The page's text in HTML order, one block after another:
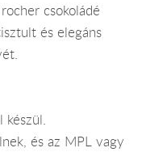
csokoládé
és elegáns
készül.
és az MPL vagy